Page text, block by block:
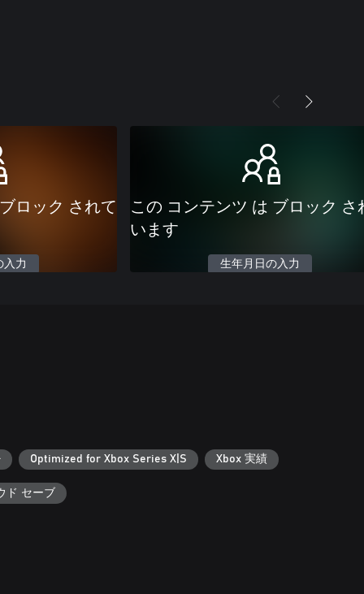
ロック されて
入力
この コンテンツ は ブロック さ
います
生年月日の入力
Optimized for Xbox Series X|S Xbox 実績
ド セーブ